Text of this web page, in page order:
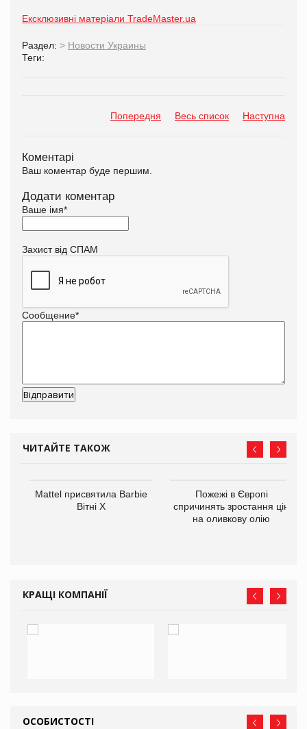
Ексклюзивні матеріали TradeMaster.ua
Раздел: > Новости Украины
Теги:
Попередня Весь список Наступна
Коментарі
Ваш коментар буде першим.
Додати коментар
Ваше імя*
Захист від СПАМ
Сообщение*
ЧИТАЙТЕ ТАКОЖ
Mattel присвятила Barbie
Вітні Х
Пожежі в Європі
спричинять зростання цін
на оливкову олію
КРАЩІ КОМПАНІЇ
ОСОБИСТОСТІ